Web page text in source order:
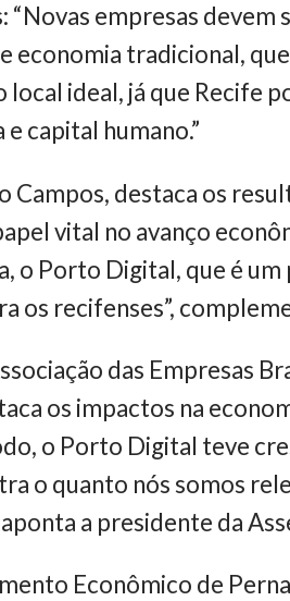
empresas
economia tradicional,
ideal, já que Recife
capital humano.”
Campos, destaca os
vital no avanço
o Porto Digital, que é
os recifenses”,
das Empresas
os impactos na
o Porto Digital teve
o quanto nós somos
a presidente da
Econômico de